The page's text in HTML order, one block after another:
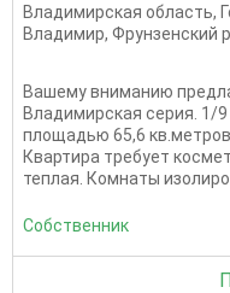
Владимирская область,
Владимир, Фрунзенский
Вашему вниманию
Владимирская серия. 1/
площадью 65,6
Квартира требует
теплая. Комнаты
Собственник